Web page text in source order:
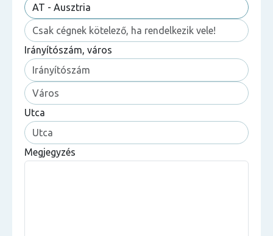
Irányítószám, város
Utca
Megjegyzés